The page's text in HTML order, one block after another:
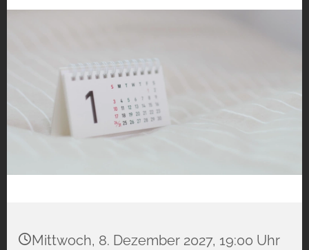
Mittwoch, 8. Dezember 2027, 19:00 Uhr